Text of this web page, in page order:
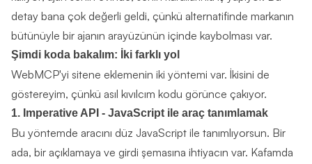
detay bana çok değerli geldi, çünkü alternatifinde markanın
bütünüyle bir ajanın arayüzünün içinde kaybolması var.
Şimdi koda bakalım: İki farklı yol
WebMCP'yi sitene eklemenin iki yöntemi var. İkisini de
göstereyim, çünkü asıl kıvılcım kodu görünce çakıyor.
1. Imperative API - JavaScript ile araç tanımlamak
Bu yöntemde aracını düz JavaScript ile tanımlıyorsun. Bir
ada, bir açıklamaya ve girdi şemasına ihtiyacın var. Kafamda